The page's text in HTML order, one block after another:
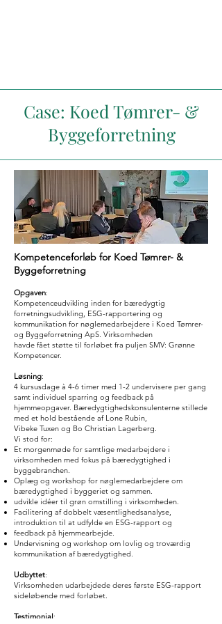
Case: Koed Tømrer- &
Byggeforretning
Kompetenceforløb for Koed Tømrer- &
Byggeforretning
Opgaven:
Kompetenceudvikling inden for bæredygtig
forretningsudvikling, ESG-rapportering og
kommunikation for nøglemedarbejdere i Koed Tømrer-
og Byggeforretning ApS. Virksomheden
havde fået støtte til forløbet fra puljen SMV: Grønne
Kompetencer.
Løsning:
4 kursusdage à 4-6 timer med 1-2 undervisere per gang
samt individuel sparring og feedback på
hjemmeopgaver. Bæredygtighedskonsulenterne stillede
med et hold bestående af Lone Rubin,
Vibeke Tuxen og Bo Christian Lagerberg.
Vi stod for:
Et morgenmøde for samtlige medarbejdere i
virksomheden med fokus på bæredygtighed i
byggebranchen.
Oplæg og workshop for nøglemedarbejdere om
bæredygtighed i byggeriet og sammen.
udvikle idéer til grøn omstilling i virksomheden.
Facilitering af dobbelt væsentlighedsanalyse,
introduktion til at udfylde en ESG-rapport og
feedback på hjemmearbejde.
Undervisning og workshop om lovlig og troværdig
kommunikation af bæredygtighed.
Udbyttet:
Virksomheden udarbejdede deres første ESG-rapport
sideløbende med forløbet.
Testimonial: